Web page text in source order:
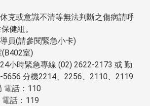
識不清等無法判斷之傷病請呼
健組。
參閱緊急小卡)
室)
緊急專線 (02) 2622-2173 或 勤
5656 分機2214、2256、2110、2119
話：110
：119